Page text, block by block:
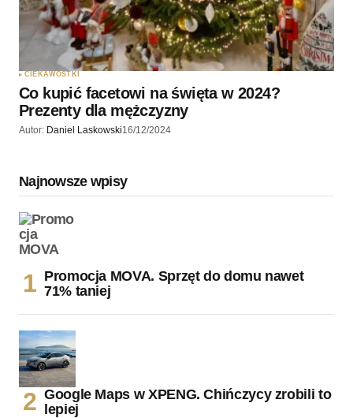
CIEKAWOSTKI
Co kupić facetowi na święta w 2024?
Prezenty dla mężczyzny
Autor: Daniel Laskowski16/12/2024
Najnowsze wpisy
Promocja MOVA. Sprzęt do domu nawet
71% taniej
Google Maps w XPENG. Chińczycy zrobili to
lepiej